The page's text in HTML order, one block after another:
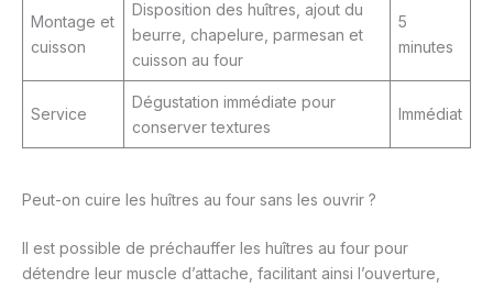
Montage et
cuisson
Disposition des huîtres, ajout du
beurre, chapelure, parmesan et
cuisson au four
5
minutes
Service
Dégustation immédiate pour
conserver textures
Immédiat
Peut-on cuire les huîtres au four sans les ouvrir ?
Il est possible de préchauffer les huîtres au four pour
détendre leur muscle d’attache, facilitant ainsi l’ouverture,